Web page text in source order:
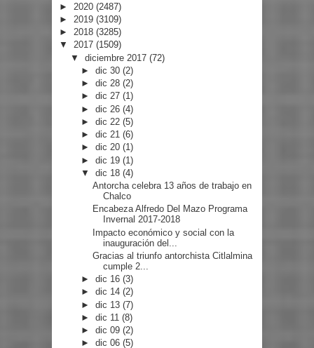
► 2020 (2487)
► 2019 (3109)
► 2018 (3285)
▼ 2017 (1509)
▼ diciembre 2017 (72)
►dic 30(2)
►dic 28(2)
►dic 27(1)
►dic 26(4)
►dic 22(5)
►dic 21(6)
►dic 20(1)
►dic 19(1)
▼dic 18(4)
Antorcha celebra 13 años de trabajo en
Chalco
Encabeza Alfredo Del Mazo Programa
Invernal 2017-2018
Impacto económico y social con la
inauguración del...
Gracias al triunfo antorchista Citlalmina
cumple 2...
►dic 16(3)
►dic 14(2)
►dic 13(7)
►dic 11(8)
►dic 09(2)
►dic 06(5)